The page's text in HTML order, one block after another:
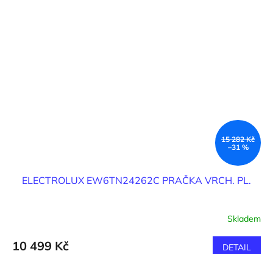
15 282 Kč
–31 %
ELECTROLUX EW6TN24262C PRAČKA VRCH. PL.
produktu
Skladem
10 499 Kč DETAIL